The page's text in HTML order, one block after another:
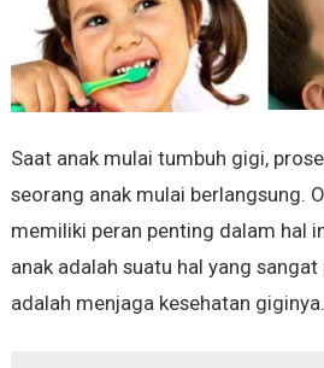
Saat anak mulai tumbuh gigi,
seorang anak mulai berlangsung.
memiliki peran penting dalam hal
anak adalah suatu hal yang
adalah menjaga kesehatan giginya.